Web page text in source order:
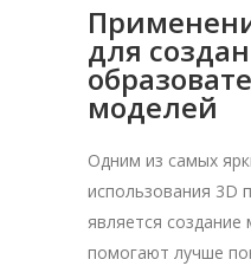
для
моделей
Одним из самых
использования 3D
является
помогают лучше